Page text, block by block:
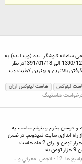
سامانه کاوشگر ایده (وب ایده) به
مناسبت آغاز سال نو فروش ویژه نوروزی، از تاریخ 1390/12/26 الی 1391/01/18در نظر
بالاترین و بهترین کیفیت وب
لینوکس هاست لینوکس ارزان
هاستينگ
و دومین بخرم و بتونم صاحب یه
اندازی سایت نمیدونم. در ضمن
یکی رو میشناسم میگه که من دومین com. میدم 9 هزار تومن و برای 2 ماه هاست
پاسخ ها: 12 انجمن: معرفي و يا